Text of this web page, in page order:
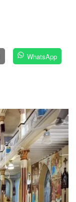
WhatsApp